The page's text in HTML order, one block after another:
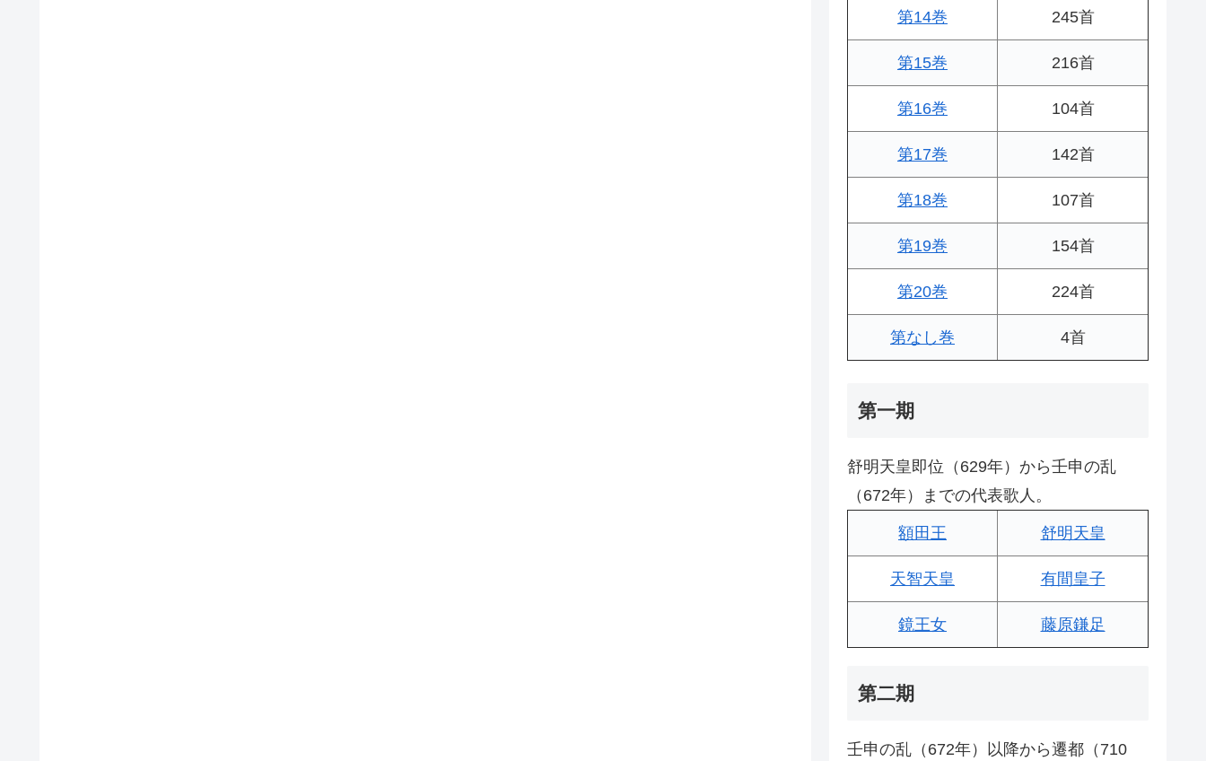
第14巻 245首
第15巻 216首
第16巻 104首
第17巻 142首
第18巻 107首
第19巻 154首
第20巻 224首
第なし巻 4首
第一期
舒明天皇即位（629年）から壬申の乱
（672年）までの代表歌人。
額田王 舒明天皇
天智天皇 有間皇子
鏡王女 藤原鎌足
第二期
壬申の乱（672年）以降から遷都（710